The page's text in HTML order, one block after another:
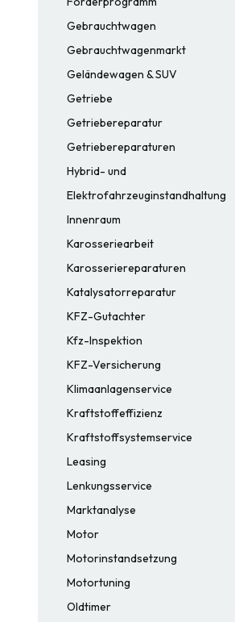
Gebrauchtwagen
Gebrauchtwagenmarkt
Geländewagen & SUV
Getriebe
Getriebereparatur
Getriebereparaturen
Hybrid- und
Elektrofahrzeuginstandhaltung
Innenraum
Karosseriearbeit
Karosseriereparaturen
Katalysatorreparatur
KFZ-Gutachter
Kfz-Inspektion
KFZ-Versicherung
Klimaanlagenservice
Kraftstoffeffizienz
Kraftstoffsystemservice
Leasing
Lenkungsservice
Marktanalyse
Motor
Motorinstandsetzung
Motortuning
Oldtimer